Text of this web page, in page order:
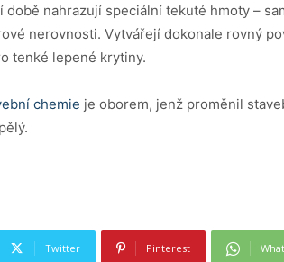
době nahrazují speciální tekuté hmoty –
nerovnosti. Vytvářejí dokonale rovný
tenké lepené krytiny.
chemie je oborem, jenž proměnil
Twitter Pinterest